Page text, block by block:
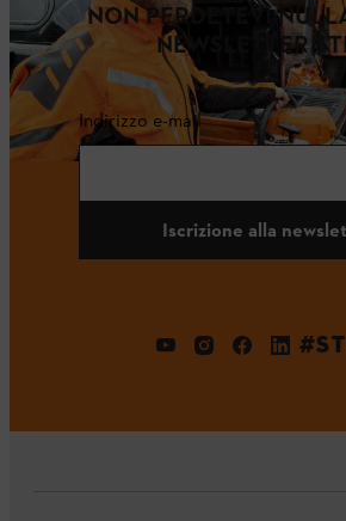
NON PERDETEVI
NEWSLETTER
Indirizzo e-mail
Iscrizione alla